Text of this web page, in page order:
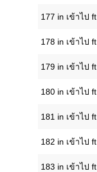
177 in เข้าไป ft
178 in เข้าไป ft
179 in เข้าไป ft
180 in เข้าไป ft
181 in เข้าไป ft
182 in เข้าไป ft
183 in เข้าไป ft